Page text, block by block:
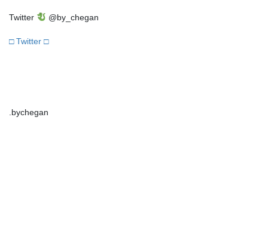
Twitter @by_chegan
□ Twitter □
.bychegan